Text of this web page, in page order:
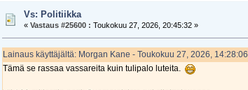
Vs: Politiikka
« Vastaus #25600 : Toukokuu 27, 2026, 20:45:32 »
Lainaus käyttäjältä: Morgan Kane - Toukokuu 27, 2026, 14:28:06
Tämä se rassaa vassareita kuin tulipalo luteita.